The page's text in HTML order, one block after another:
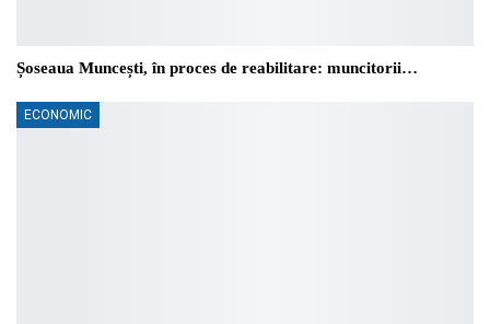
Șoseaua Muncești, în proces de reabilitare: muncitorii…
ECONOMIC